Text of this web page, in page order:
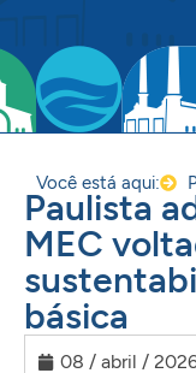
Você está aqui:
Paulista
MEC
básica
08 / abril /